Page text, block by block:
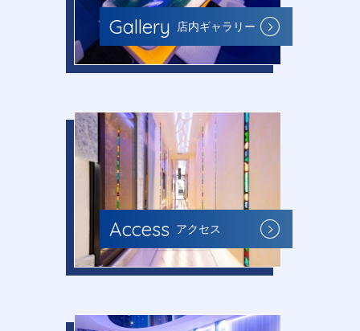
Gallery 店内ギャラリー
Access アクセス